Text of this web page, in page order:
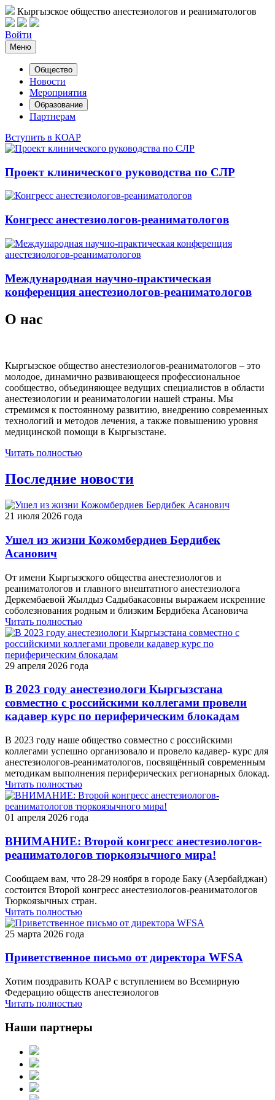
Кыргызское общество анестезиологов и реаниматологов
Войти
Меню
Общество
Новости
Мероприятия
Образование
Партнерам
Вступить в КОАР
Проект клинического руководства по СЛР
Конгресс анестезиологов-реаниматологов
Международная научно-практическая
конференция анестезиологов-реаниматологов
О нас
Кыргызское общество анестезиологов-реаниматологов – это
молодое, динамично развивающееся профессиональное
сообщество, объединяющее ведущих специалистов в области
анестезиологии и реаниматологии нашей страны. Мы
стремимся к постоянному развитию, внедрению современных
технологий и методов лечения, а также повышению уровня
медицинской помощи в Кыргызстане.
Читать полностью
Последние новости
21 июля 2026 года
Ушел из жизни Кожомбердиев Бердибек
Асанович
От имени Кыргызского общества анестезиологов и
реаниматологов и главного внештатного анестезиолога
Деркембаевой Жылдыз Садыбакасовны выражаем искренние
соболезнования родным и близким Бердибека Асановича
Читать полностью
29 апреля 2026 года
В 2023 году анестезиологи Кыргызстана
совместно с российскими коллегами провели
кадавер курс по периферическим блокадам
В 2023 году наше общество совместно с российскими
коллегами успешно организовало и провело кадавер- курс для
анестезиологов-реаниматологов, посвящённый современным
методикам выполнения периферических регионарных блокад.
Читать полностью
01 апреля 2026 года
ВНИМАНИЕ: Второй конгресс анестезиологов-
реаниматологов тюркоязычного мира!
Сообщаем вам, что 28-29 ноября в городе Баку (Азербайджан)
состоится Второй конгресс анестезиологов-реаниматологов
Тюркоязычных стран.
Читать полностью
25 марта 2026 года
Приветственное письмо от директора WFSA
Хотим поздравить КОАР с вступлением во Всемирную
Федерацию обществ анестезиологов
Читать полностью
Наши партнеры